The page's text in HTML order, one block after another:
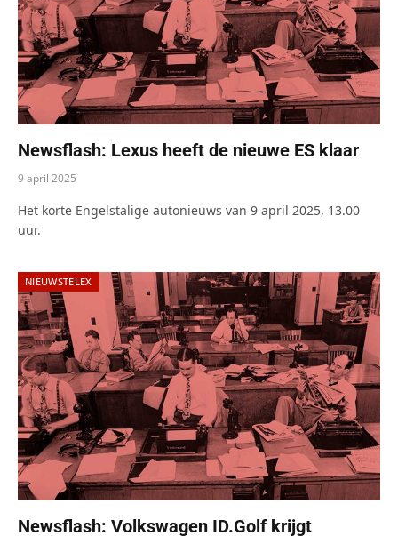
Newsflash: Lexus heeft de nieuwe ES klaar
9 april 2025
Het korte Engelstalige autonieuws van 9 april 2025, 13.00
uur.
NIEUWSTELEX
Newsflash: Volkswagen ID.Golf krijgt